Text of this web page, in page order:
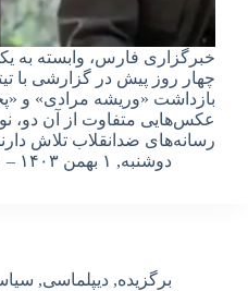
خبرگزاری فارس، وابسته به
چهار روز پیش در گزارشی با
بازداشت «وریشه مرادی» و
عکس‌هایی متفاوت از آن دو،
رسانه‌های ضدانقلاب تلاش
دوشنبه, ۱ بهمن ۱۴۰۳ – ۰۱:۳۱
برگزیده, دیپلماسی,